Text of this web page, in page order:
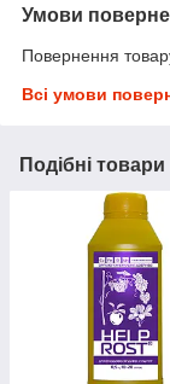
Умови
Повернення
Всі умови
Подібні товари